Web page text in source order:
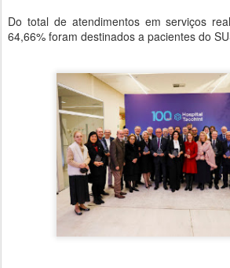
Do total de atendimentos em serviços
64,66% foram destinados a pacientes do